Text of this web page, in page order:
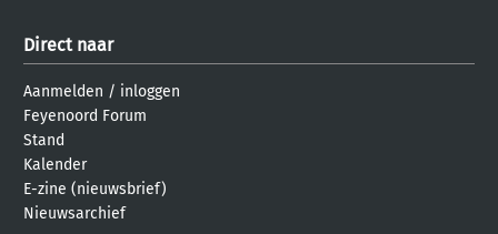
Direct naar
Aanmelden / inloggen
Feyenoord Forum
Stand
Kalender
E-zine (nieuwsbrief)
Nieuwsarchief